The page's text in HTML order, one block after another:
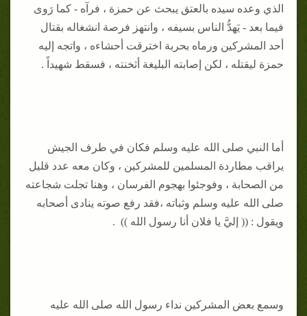
الذي وعده سيده بالعتق يبحث عن حمزة ، فرآه - كما رَوى
فيما بعد - يَهدُّ الناس بسيفه ، وانتهز فرصة انشغاله بقتال
أحد المشركين ورماه بحربة اخترقت أحشاءه ، واتجه إليه
حمزة ليقتله ، لكن إصابته البليغة أثخنته ، فسقط شهيداً .
أما النبي صلى الله عليه وسلم فكان في طرف الجيش
يراقب مطاردة المسلمين للمشركين ، وكان معه عدد قليل
من الصحابة ، وفوجئوا بهجوم الفرسان ، وهنا تجلت شجاعته
صلى الله عليه وسلم وثباته ،فقد رفع صوته ينادى أصحابه
ويقول : (( إليَّ يا فلان أنا رسول الله )) .
وسمع بعض المشركين نداء رسول الله صلى الله عليه